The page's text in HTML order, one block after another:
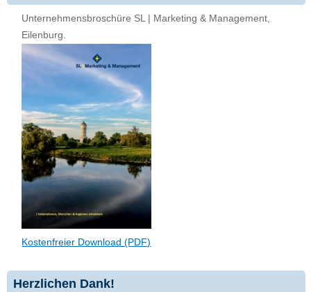
Unternehmensbroschüre SL | Marketing & Management,
Eilenburg.
Kostenfreier Download (PDF)
Herzlichen Dank!